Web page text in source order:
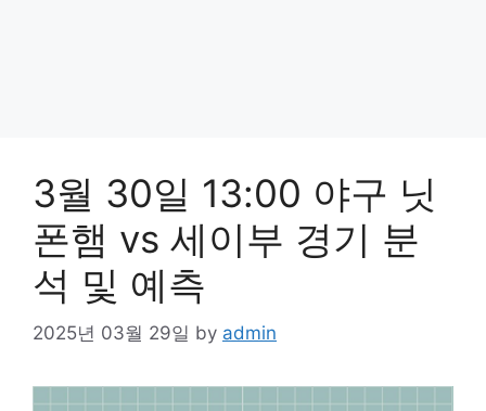
3월 30일 13:00 야구 닛
폰햄 vs 세이부 경기 분
석 및 예측
2025년 03월 29일 by admin